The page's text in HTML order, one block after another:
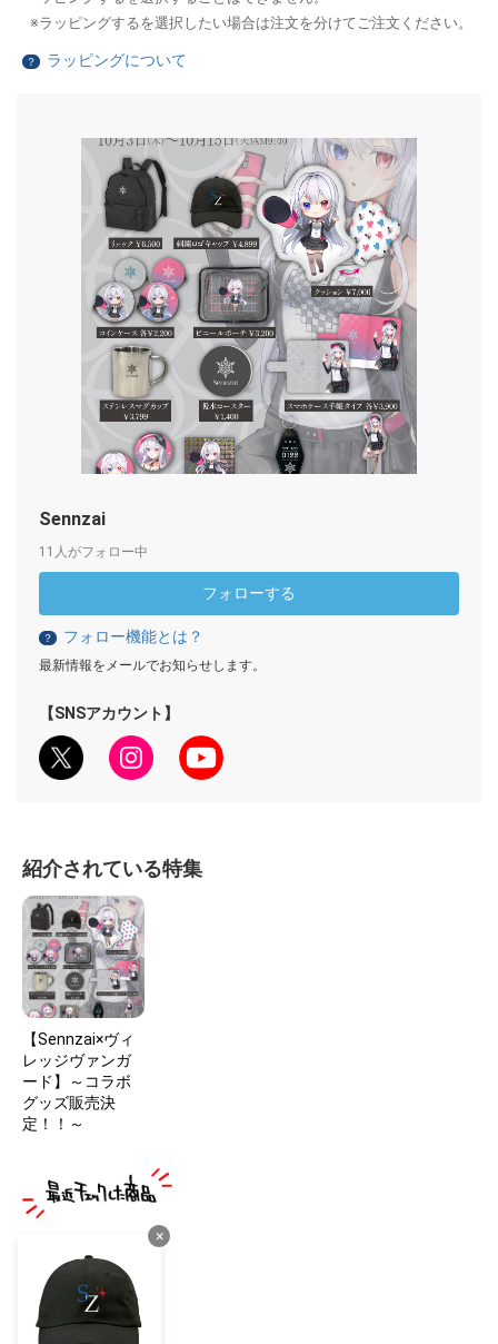
ラッピングするを選択したい場合は注文を分けてご注文ください。
？ ラッピングについて
Sennzai
11人がフォロー中
フォローする
？ フォロー機能とは？
最新情報をメールでお知らせします。
【SNSアカウント】
紹介されている特集
【Sennzai×ヴィ
レッジヴァンガ
ード】～コラボ
グッズ販売決
定！！～
×